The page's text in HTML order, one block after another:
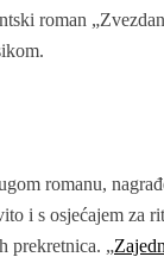
roman
romanu,
i s osjećajem za
prekretnica. „